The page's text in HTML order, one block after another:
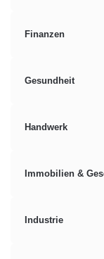
Finanzen
Gesundheit
Handwerk
Immobilien &
Industrie